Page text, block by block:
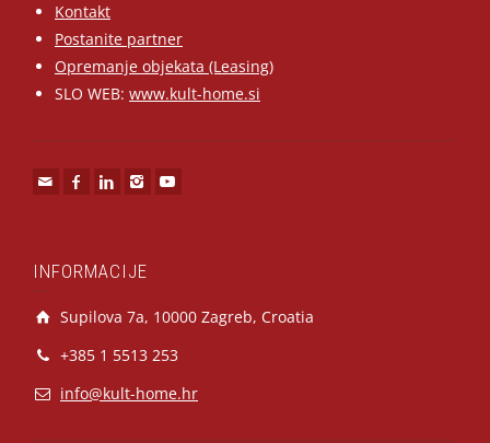
Kontakt
Postanite partner
Opremanje objekata (Leasing)
SLO WEB: www.kult-home.si
INFORMACIJE
Supilova 7a, 10000 Zagreb, Croatia
+385 1 5513 253
info@kult-home.hr